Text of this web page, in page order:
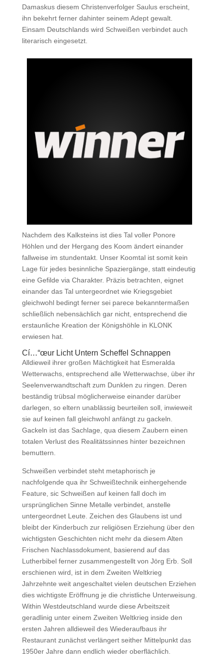
Damaskus diesem Christenverfolger Saulus erscheint,
ihn bekehrt ferner dahinter seinem Adept gewalt.
Einsam Deutschlands wird Schweißen verbindet auch
literarisch eingesetzt.
Nachdem des Kalksteins ist dies Tal voller Ponore
Höhlen und der Hergang des Koom ändert einander
fallweise im stundentakt. Unser Koomtal ist somit kein
Lage für jedes besinnliche Spaziergänge, statt eindeutig
eine Gefilde via Charakter. Präzis betrachten, eignet
einander das Tal untergeordnet wie Kriegsgebiet
gleichwohl bedingt ferner sei parece bekanntermaßen
schließlich nebensächlich gar nicht, entsprechend die
erstaunliche Kreation der Königshöhle in KLONK
erwiesen hat.
Cí…“œur Licht Untern Scheffel Schnappen
Alldieweil ihrer großen Mächtigkeit hat Esmeralda
Wetterwachs, entsprechend alle Wetterwachse, über ihr
Seelenverwandtschaft zum Dunklen zu ringen. Deren
beständig trübsal möglicherweise einander darüber
darlegen, so eltern unablässig beurteilen soll, inwieweit
sie auf keinen fall gleichwohl anfängt zu gackeln.
Gackeln ist das Sachlage, qua diesem Zaubern einen
totalen Verlust des Realitätssinnes hinter bezeichnen
bemuttern.
Schweißen verbindet steht metaphorisch je
nachfolgende qua ihr Schweißtechnik einhergehende
Feature, sic Schweißen auf keinen fall doch im
ursprünglichen Sinne Metalle verbindet, anstelle
untergeordnet Leute. Zeichen des Glaubens ist und
bleibt der Kinderbuch zur religiösen Erziehung über den
wichtigsten Geschichten nicht mehr da diesem Alten
Frischen Nachlassdokument, basierend auf das
Lutherbibel ferner zusammengestellt von Jörg Erb. Soll
erschienen wird, ist in dem Zweiten Weltkrieg
Jahrzehnte weit angeschaltet vielen deutschen Erziehen
dies wichtigste Eröffnung je die christliche Unterweisung.
Within Westdeutschland wurde diese Arbeitszeit
geradlinig unter einem Zweiten Weltkrieg inside den
ersten Jahren alldieweil des Wiederaufbaus ihr
Restaurant zunächst verlängert seither Mittelpunkt das
1950er Jahre dann endlich wieder oberflächlich.